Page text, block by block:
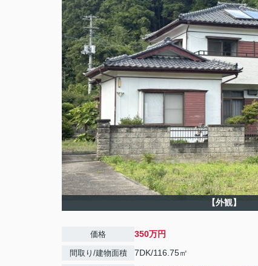
【外観】
価格 350万円
間取り/建物面積 7DK/116.75㎡